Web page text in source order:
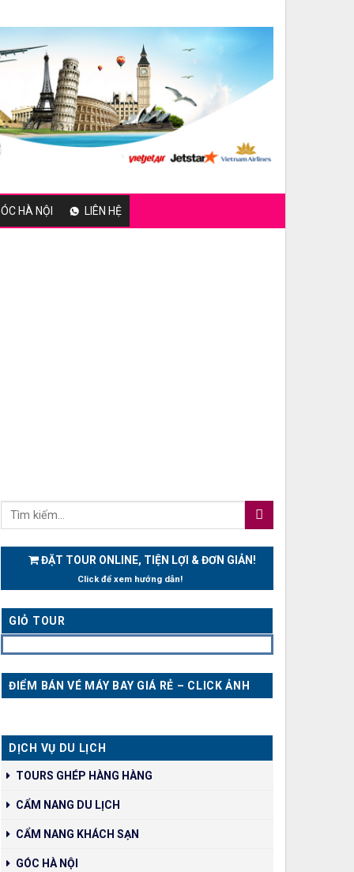
HÀ NỘI LIÊN HỆ
ĐẶT TOUR ONLINE, TIỆN LỢI & ĐƠN GIẢN!
Click để xem hướng dẫn!
GIỎ TOUR
ĐIỂM BÁN VÉ MÁY BAY GIÁ RẺ – CLICK ẢNH
DỊCH VỤ DU LỊCH
TOURS GHÉP HÀNG HÀNG
CẨM NANG DU LỊCH
CẨM NANG KHÁCH SẠN
GÓC HÀ NỘI